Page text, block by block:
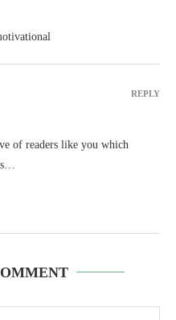
of readers like you which
REPLY